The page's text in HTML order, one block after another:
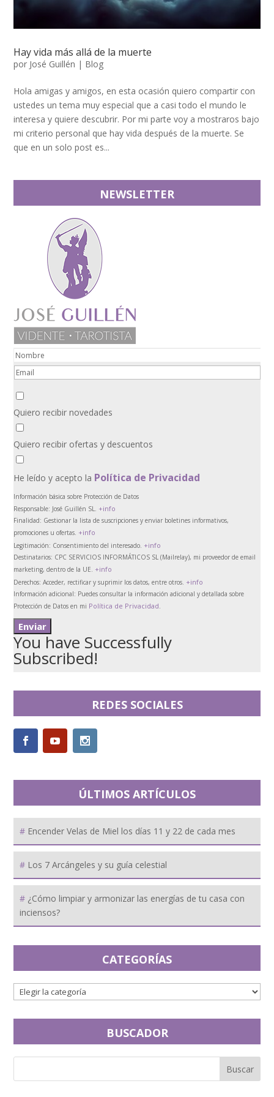
Hay vida más allá de la muerte
por José Guillén | Blog
Hola amigas y amigos, en esta ocasión quiero compartir con
ustedes un tema muy especial que a casi todo el mundo le
interesa y quiere descubrir. Por mi parte voy a mostraros bajo
mi criterio personal que hay vida después de la muerte. Se
que en un solo post es...
NEWSLETTER
Quiero recibir novedades
Quiero recibir ofertas y descuentos
He leído y acepto la Política de Privacidad
Información básica sobre Protección de Datos
Responsable: José Guillén SL. +info
Finalidad: Gestionar la lista de suscripciones y enviar boletines informativos,
promociones u ofertas. +info
Legitimación: Consentimiento del interesado. +info
Destinatarios: CPC SERVICIOS INFORMÁTICOS SL (Mailrelay), mi proveedor de email
marketing, dentro de la UE. +info
Derechos: Acceder, rectificar y suprimir los datos, entre otros. +info
Información adicional: Puedes consultar la información adicional y detallada sobre
Protección de Datos en mi Política de Privacidad.
You have Successfully
Subscribed!
REDES SOCIALES
ÚLTIMOS ARTÍCULOS
Encender Velas de Miel los días 11 y 22 de cada mes
Los 7 Arcángeles y su guía celestial
¿Cómo limpiar y armonizar las energías de tu casa con
inciensos?
CATEGORÍAS
BUSCADOR